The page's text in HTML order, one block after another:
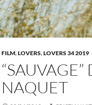
FILM,LOVERS,LOVERS 34 2019
NAQUET